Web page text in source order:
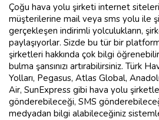
Çoğu hava yolu şirketi internet
müşterilerine mail veya sms yolu ile
gerçekleşen indirimli yolculukların,
paylaşıyorlar. Sizde bu tür bir
şirketleri hakkında çok bilgi
bulma şansınızı artırabilirsiniz. Türk
Yolları, Pegasus, Atlas Global,
Air, SunExpress gibi hava yolu
gönderebileceği, SMS
medyadan bilgi alabileceğiniz